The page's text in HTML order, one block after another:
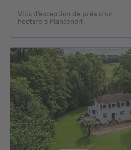
Villa d'exception de près d'un
hectare à Plancenoit